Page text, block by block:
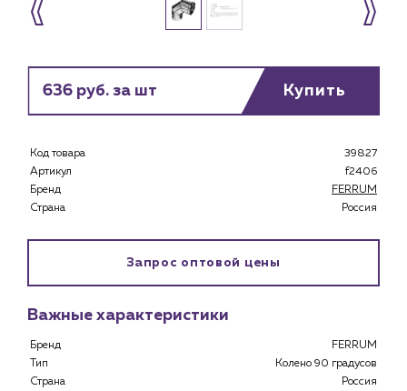
Снабженцам и подрядным организациям
Монтажным бригадам
Предприятиям и юр.лицам
О компании
636 руб. за шт Купить
Код товара
39827
Артикул
f2406
Бренд
FERRUM
Страна
Россия
Запрос оптовой цены
Важные характеристики
Бренд
FERRUM
Тип
Колено 90 градусов
Страна
Россия